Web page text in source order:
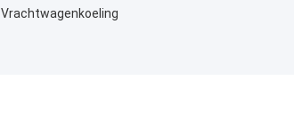
Vrachtwagenkoeling